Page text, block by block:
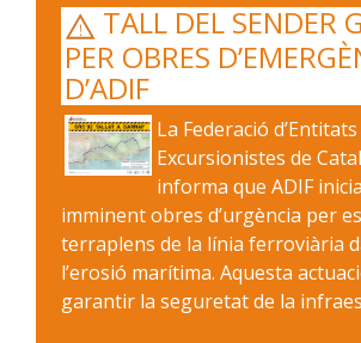
TALL DEL SENDER
PER OBRES
D’ADIF
La Federació d’Entitats
Excursionistes de
informa que ADIF
imminent obres d’urgència per
terraplens de la línia ferroviària
l’erosió marítima. Aquesta
garantir la seguretat de la